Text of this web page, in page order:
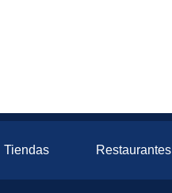
Tiendas Restaurantes